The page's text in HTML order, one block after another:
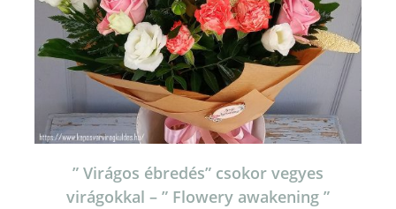
” Virágos ébredés” csokor vegyes
virágokkal – ” Flowery awakening ”